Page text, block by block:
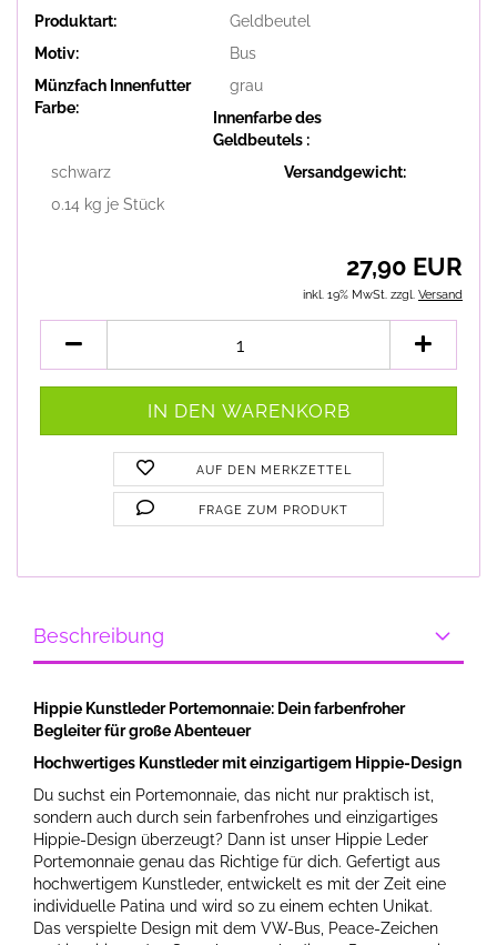
Produktart:
Geldbeutel
Motiv:
Bus
Münzfach Innenfutter
Farbe:
grau
Innenfarbe des
Geldbeutels :
schwarz
Versandgewicht:
0.14 kg je Stück
27,90 EUR
inkl. 19% MwSt. zzgl. Versand
AUF DEN MERKZETTEL
FRAGE ZUM PRODUKT
Beschreibung
Hippie Kunstleder Portemonnaie: Dein farbenfroher
Begleiter für große Abenteuer
Hochwertiges Kunstleder mit einzigartigem Hippie-Design
Du suchst ein Portemonnaie, das nicht nur praktisch ist,
sondern auch durch sein farbenfrohes und einzigartiges
Hippie-Design überzeugt? Dann ist unser Hippie Leder
Portemonnaie genau das Richtige für dich. Gefertigt aus
hochwertigem Kunstleder, entwickelt es mit der Zeit eine
individuelle Patina und wird so zu einem echten Unikat.
Das verspielte Design mit dem VW-Bus, Peace-Zeichen